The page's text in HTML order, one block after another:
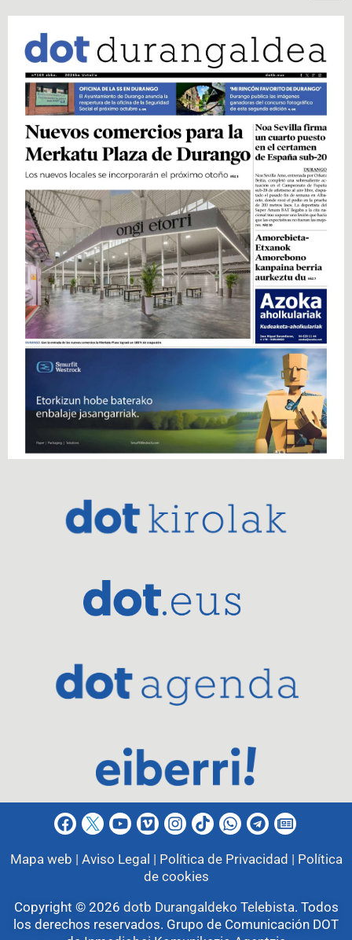
Mapa web | Aviso Legal | Política de Privacidad | Política
de cookies
Copyright © 2026 dotb Durangaldeko Telebista. Todos
los derechos reservados. Grupo de Comunicación DOT